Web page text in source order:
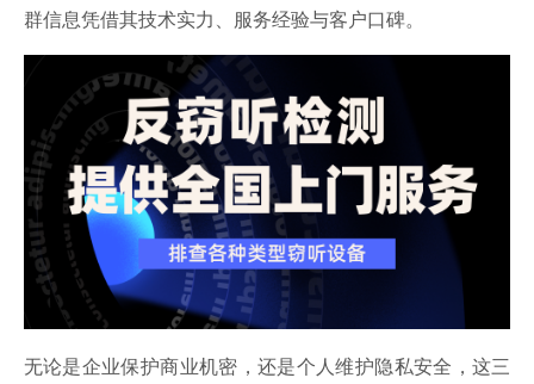
群信息凭借其技术实力、服务经验与客户口碑。
无论是企业保护商业机密，还是个人维护隐私安全，这三